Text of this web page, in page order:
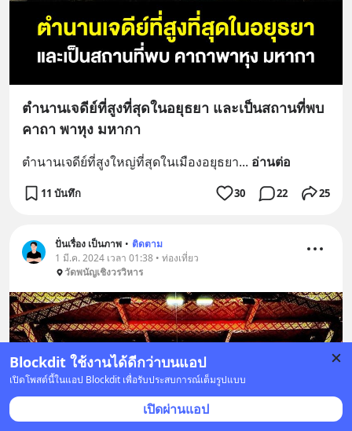
Blockdit ใช้งานได้ดีกว่าบนแอป
เปิดโพสต์นี้ในแอป Blockdit เพื่อรับประสบการณ์เต็มรูปแบบ
เปิดผ่านแอป
ตำนานเจดีย์ที่สูงที่สุดในอยุธยา และเป็นสถานที่พบ
คาถา พาหุง มหากา
ตำนานเจดีย์ที่สูงใหญ่ที่สุดในเมืองอยุธยา... อ่านต่อ
11 บันทึก 30 22 25
ปั่นเรื่อง เป็นภาพ • ติดตาม
1 มี.ค. 2024 เวลา 01:38 • ท่องเที่ยว
วัดพนัญเชิงวรวิหาร